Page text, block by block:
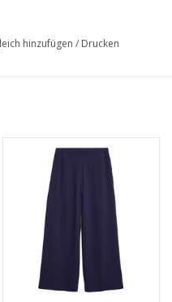
2% Elasthan
hinzufügen / Drucken